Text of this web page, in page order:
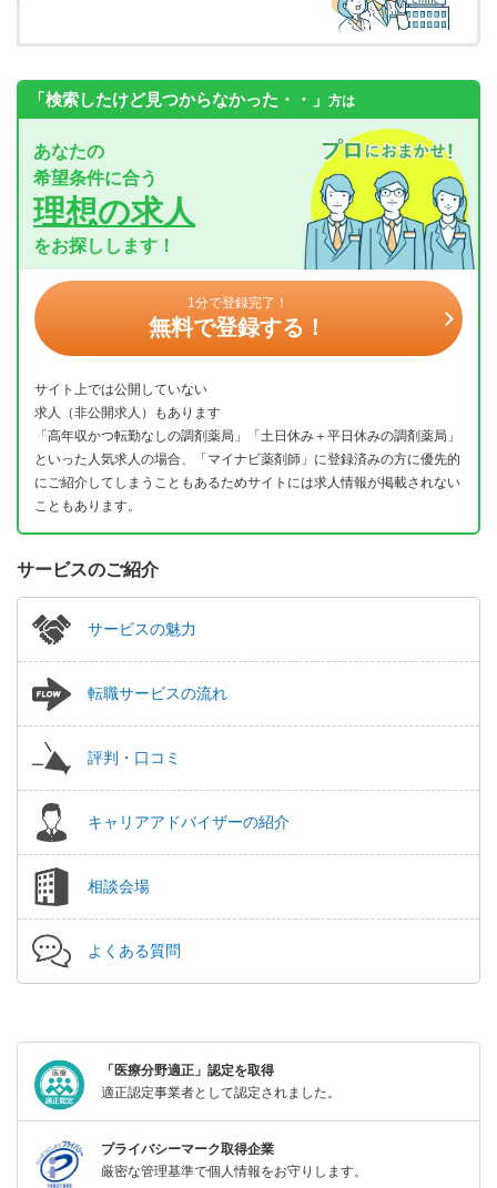
「検索したけど見つからなかった・・」 方は
あなたの
希望条件に合う
理想の求人
をお探しします！
1分で登録完了！
無料で登録する！
サイト上では公開していない
求人（非公開求人）もあります
「高年収かつ転勤なしの調剤薬局」「土日休み＋平日休みの調剤薬局」
といった人気求人の場合、「マイナビ薬剤師」に登録済みの方に優先的
にご紹介してしまうこともあるためサイトには求人情報が掲載されない
こともあります。
サービスのご紹介
サービスの魅力
転職サービスの流れ
評判・口コミ
キャリアアドバイザーの紹介
相談会場
よくある質問
「医療分野適正」認定を取得
適正認定事業者として認定されました。
プライバシーマーク取得企業
厳密な管理基準で個人情報をお守りします。